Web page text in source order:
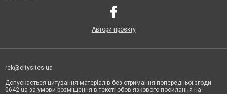
Автори проєкту
rek@citysites.ua
Допускається цитування матеріалів без отримання попередньої згоди
0642.ua за умови розміщення в тексті обов'язкового посилання на